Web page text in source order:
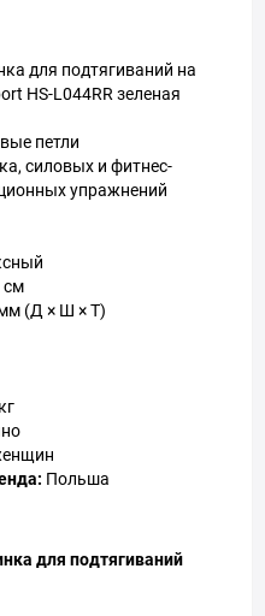
для подтягиваний на
HS-L044RR зеленая
петли
силовых и фитнес-
упражнений
см
(Д × Ш × Т)
Польша
для подтягиваний